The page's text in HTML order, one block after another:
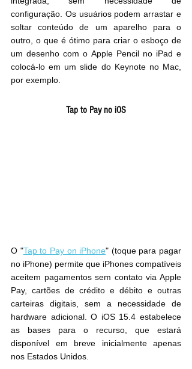
configuração. Os usuários podem arrastar e
soltar conteúdo de um aparelho para o
outro, o que é ótimo para criar o esboço de
um desenho com o Apple Pencil no iPad e
colocá-lo em um slide do Keynote no Mac,
por exemplo.
Tap to Pay no iOS
O "Tap to Pay on iPhone" (toque para pagar
no iPhone) permite que iPhones compatíveis
aceitem pagamentos sem contato via Apple
Pay, cartões de crédito e débito e outras
carteiras digitais, sem a necessidade de
hardware adicional. O iOS 15.4 estabelece
as bases para o recurso, que estará
disponível em breve inicialmente apenas
nos Estados Unidos.